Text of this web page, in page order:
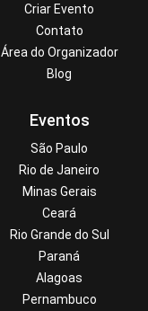
Criar Evento
Contato
Área do Organizador
Blog
Eventos
São Paulo
Rio de Janeiro
Minas Gerais
Ceará
Rio Grande do Sul
Paraná
Alagoas
Pernambuco